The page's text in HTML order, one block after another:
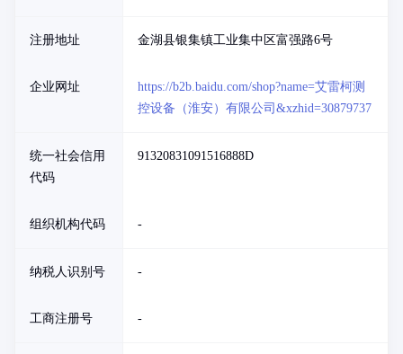
注册地址 金湖县银集镇工业集中区富强路6号
企业网址
https://b2b.baidu.com/shop?name=艾雷柯测
控设备（淮安）有限公司&xzhid=30879737
统一社会信用
代码
91320831091516888D
组织机构代码 -
纳税人识别号 -
工商注册号 -